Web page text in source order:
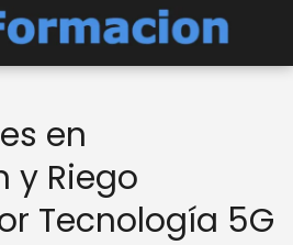
en
y Riego
Tecnología 5G